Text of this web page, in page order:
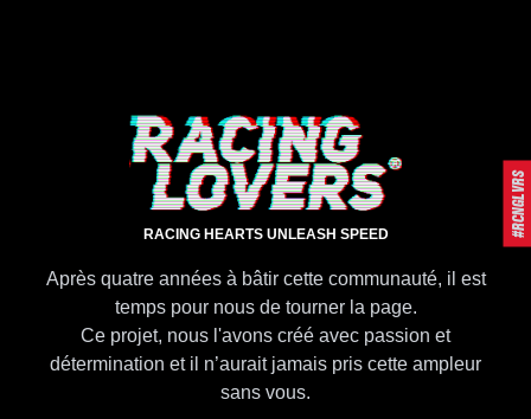
#RCNGLVRS
RACING HEARTS UNLEASH SPEED
Après quatre années à bâtir cette communauté, il est
temps pour nous de tourner la page.
Ce projet, nous l'avons créé avec passion et
détermination et il n’aurait jamais pris cette ampleur
sans vous.